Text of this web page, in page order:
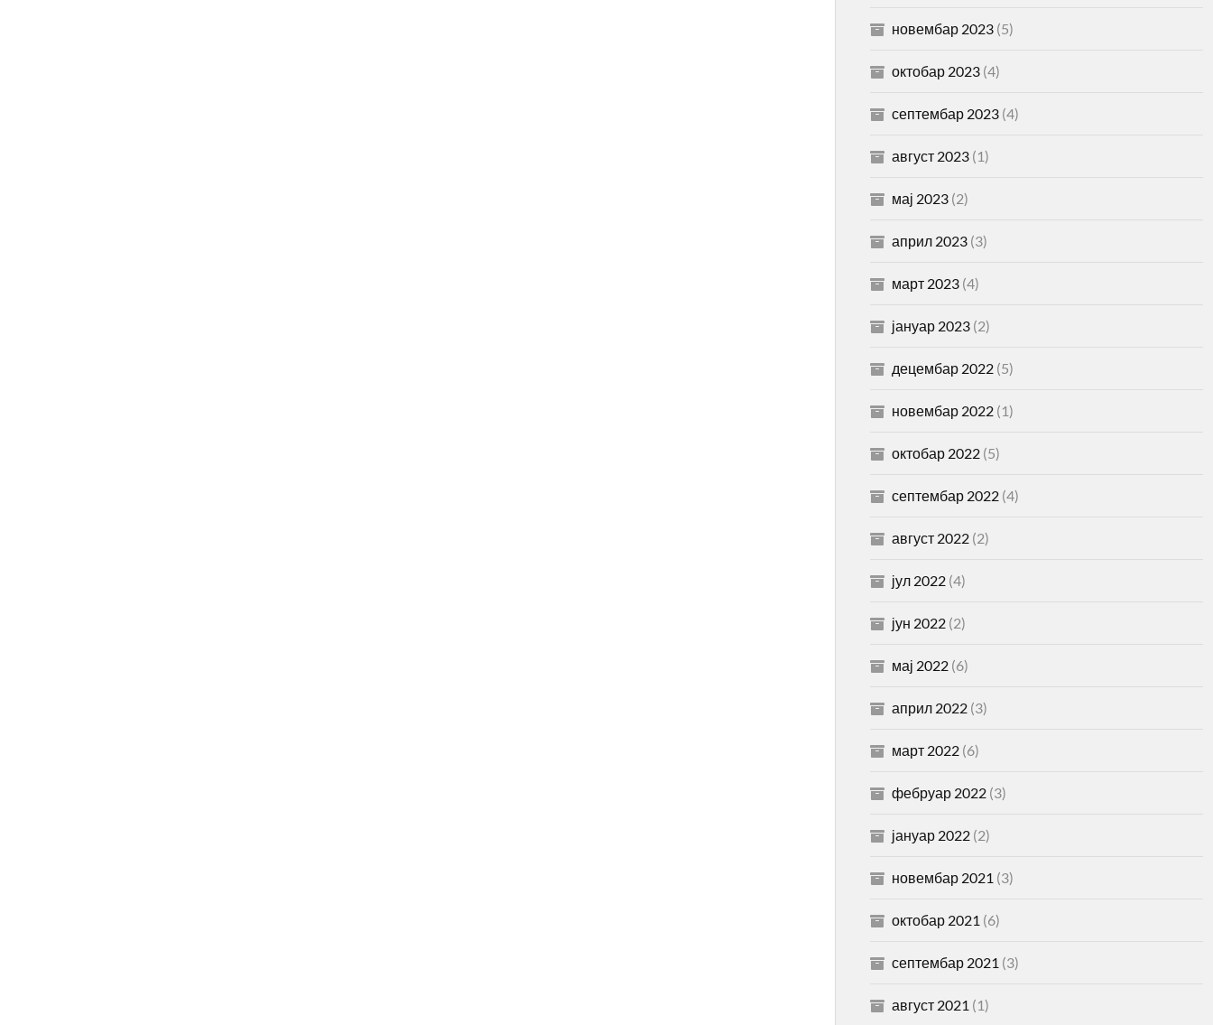
новембар 2023(5)
октобар 2023(4)
септембар 2023(4)
август 2023(1)
мај 2023(2)
април 2023(3)
март 2023(4)
јануар 2023(2)
децембар 2022(5)
новембар 2022(1)
октобар 2022(5)
септембар 2022(4)
август 2022(2)
јул 2022(4)
јун 2022(2)
мај 2022(6)
април 2022(3)
март 2022(6)
фебруар 2022(3)
јануар 2022(2)
новембар 2021 (3)
октобар 2021 (6)
септембар 2021 (3)
август 2021 (1)